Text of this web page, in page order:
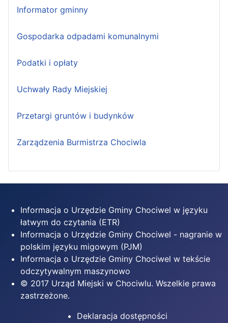
Informator gminny
Gospodarka odpadami komunalnymi
Podatki i opłaty
Uchwały Rady Miejskiej
Przetargi gruntów i budynków
Zarządzenia Burmistrza Chociwla
Informacja o Urzędzie Gminy Chociwel w języku
łatwym do czytania (ETR)
Informacja o Urzędzie Gminy Chociwel - nagranie w
polskim języku migowym (PJM)
Informacja o Urzędzie Gminy Chociwel w tekście
odczytywalnym maszynowo
© 2017 Urząd Miejski w Chociwlu. Wszelkie prawa
zastrzeżone.
Deklaracja dostępności